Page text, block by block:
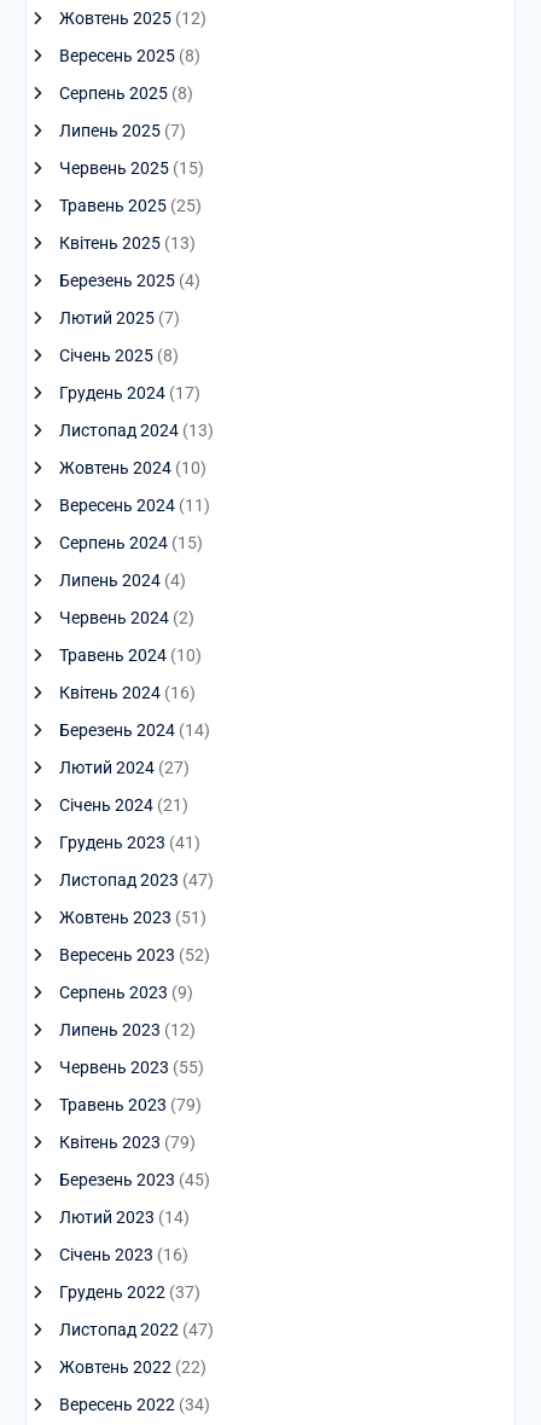
Жовтень 2025(12)
Вересень 2025(8)
Серпень 2025(8)
Липень 2025(7)
Червень 2025(15)
Травень 2025(25)
Квітень 2025(13)
Березень 2025(4)
Лютий 2025(7)
Січень 2025(8)
Грудень 2024(17)
Листопад 2024(13)
Жовтень 2024(10)
Вересень 2024(11)
Серпень 2024(15)
Липень 2024(4)
Червень 2024(2)
Травень 2024(10)
Квітень 2024(16)
Березень 2024(14)
Лютий 2024(27)
Січень 2024(21)
Грудень 2023 (41)
Листопад 2023 (47)
Жовтень 2023 (51)
Вересень 2023 (52)
Серпень 2023 (9)
Липень 2023 (12)
Червень 2023 (55)
Травень 2023 (79)
Квітень 2023 (79)
Березень 2023 (45)
Лютий 2023 (14)
Січень 2023 (16)
Грудень 2022 (37)
Листопад 2022 (47)
Жовтень 2022 (22)
Вересень 2022 (34)